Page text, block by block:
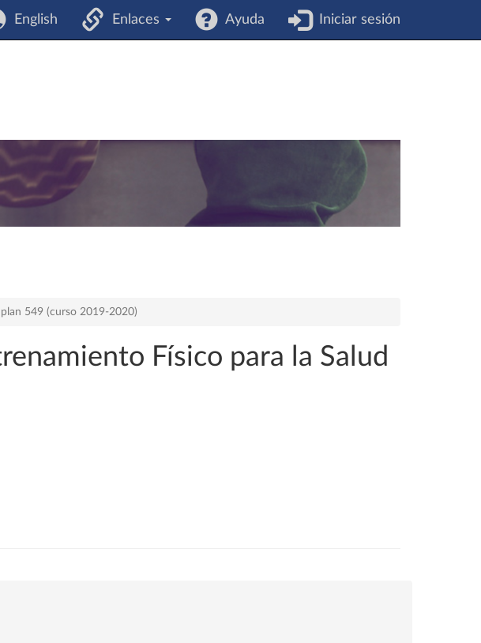
English Enlaces Ayuda Iniciar sesión
549 (curso 2019-2020)
Físico para la Salud